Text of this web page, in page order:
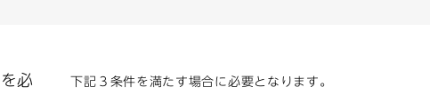
必
下記３条件を満たす場合に必要となります。